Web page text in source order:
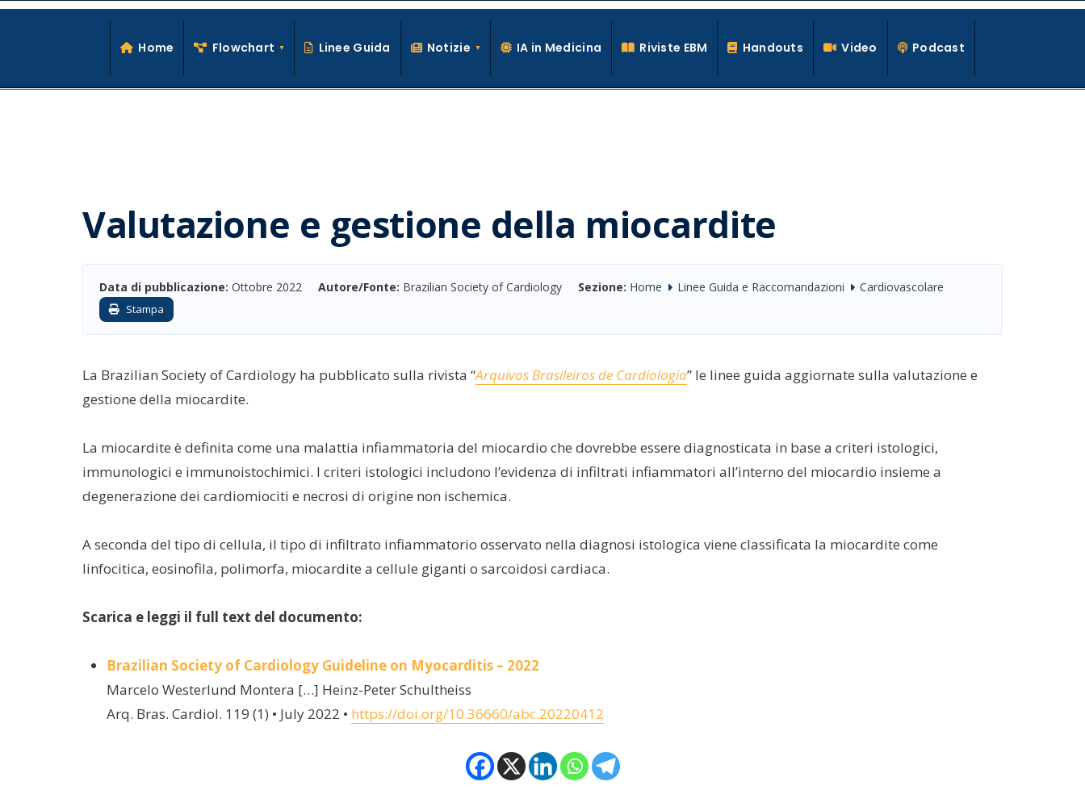
Skip
La conoscenza clinica per la pratica medica quotidiana
Home Flowchart Linee Guida Notizie IA in Medicina Riviste EBM Handouts Video Podcast
Valutazione e gestione della miocardite
Data di pubblicazione: Ottobre 2022 Autore/Fonte: Brazilian Society of Cardiology Sezione: Home Linee Guida e Raccomandazioni Cardiovascolare
Stampa
La Brazilian Society of Cardiology ha pubblicato sulla rivista “Arquivos Brasileiros de Cardiologia” le linee guida aggiornate sulla valutazione e
gestione della miocardite.
La miocardite è definita come una malattia infiammatoria del miocardio che dovrebbe essere diagnosticata in base a criteri istologici,
immunologici e immunoistochimici. I criteri istologici includono l’evidenza di infiltrati infiammatori all’interno del miocardio insieme a
degenerazione dei cardiomiociti e necrosi di origine non ischemica.
A seconda del tipo di cellula, il tipo di infiltrato infiammatorio osservato nella diagnosi istologica viene classificata la miocardite come
linfocitica, eosinofila, polimorfa, miocardite a cellule giganti o sarcoidosi cardiaca.
Scarica e leggi il full text del documento:
Brazilian Society of Cardiology Guideline on Myocarditis – 2022
Marcelo Westerlund Montera […] Heinz-Peter Schultheiss
Arq. Bras. Cardiol. 119 (1) • July 2022 • https://doi.org/10.36660/abc.20220412